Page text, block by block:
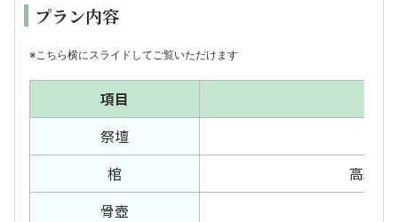
プラン内容
※こちら横にスライドしてご覧いただけます
項目
祭壇
棺
高級布
骨壺